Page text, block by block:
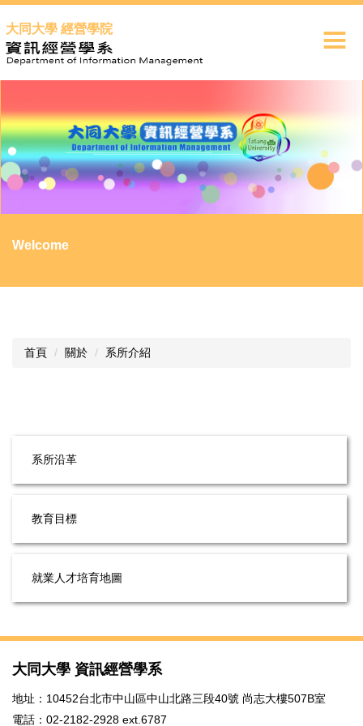
到
主
要
內
區
大同大學 經營學院
Welcome
首頁 關於 系所介紹
系所沿革
教育目標
就業人才培育地圖
大同大學 資訊經營學系
地址：10452台北市中山區中山北路三段40號 尚志大樓507B室
電話：02-2182-2928 ext.6787